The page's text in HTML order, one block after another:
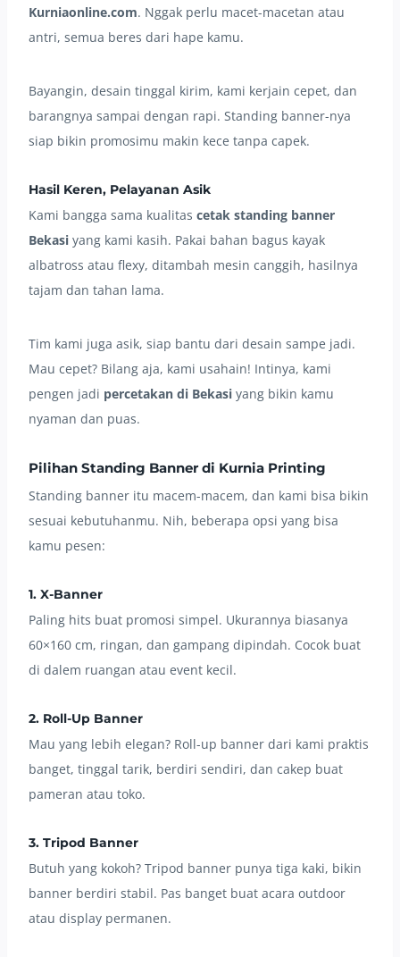
Kurniaonline.com. Nggak perlu macet-macetan atau
antri, semua beres dari hape kamu.
Bayangin, desain tinggal kirim, kami kerjain cepet, dan
barangnya sampai dengan rapi. Standing banner-nya
siap bikin promosimu makin kece tanpa capek.
Hasil Keren, Pelayanan Asik
Kami bangga sama kualitas cetak standing banner
Bekasi yang kami kasih. Pakai bahan bagus kayak
albatross atau flexy, ditambah mesin canggih, hasilnya
tajam dan tahan lama.
Tim kami juga asik, siap bantu dari desain sampe jadi.
Mau cepet? Bilang aja, kami usahain! Intinya, kami
pengen jadi percetakan di Bekasi yang bikin kamu
nyaman dan puas.
Pilihan Standing Banner di Kurnia Printing
Standing banner itu macem-macem, dan kami bisa bikin
sesuai kebutuhanmu. Nih, beberapa opsi yang bisa
kamu pesen:
1. X-Banner
Paling hits buat promosi simpel. Ukurannya biasanya
60×160 cm, ringan, dan gampang dipindah. Cocok buat
di dalem ruangan atau event kecil.
2. Roll-Up Banner
Mau yang lebih elegan? Roll-up banner dari kami praktis
banget, tinggal tarik, berdiri sendiri, dan cakep buat
pameran atau toko.
3. Tripod Banner
Butuh yang kokoh? Tripod banner punya tiga kaki, bikin
banner berdiri stabil. Pas banget buat acara outdoor
atau display permanen.